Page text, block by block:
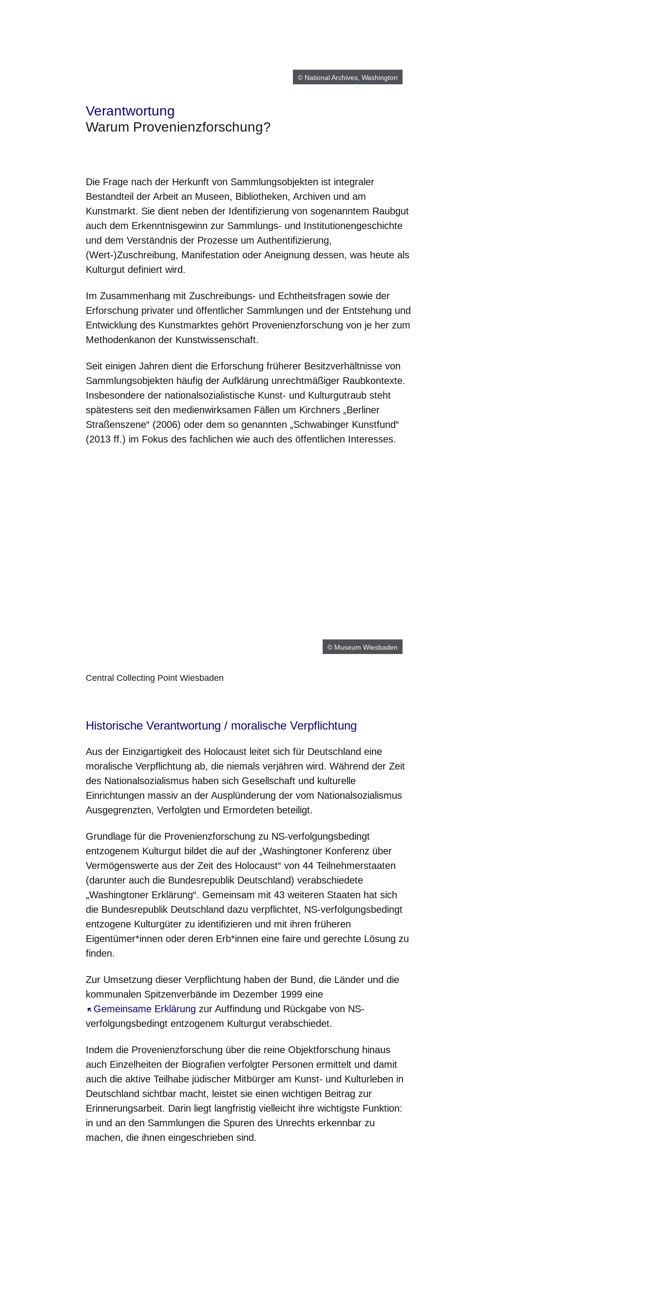
© National Archives, Washington
Verantwortung
Warum Provenienzforschung?
Die Frage nach der Herkunft von Sammlungsobjekten ist integraler
Bestandteil der Arbeit an Museen, Bibliotheken, Archiven und am
Kunstmarkt. Sie dient neben der Identifizierung von sogenanntem Raubgut
auch dem Erkenntnisgewinn zur Sammlungs- und Institutionengeschichte
und dem Verständnis der Prozesse um Authentifizierung,
(Wert-)Zuschreibung, Manifestation oder Aneignung dessen, was heute als
Kulturgut definiert wird.
Im Zusammenhang mit Zuschreibungs- und Echtheitsfragen sowie der
Erforschung privater und öffentlicher Sammlungen und der Entstehung und
Entwicklung des Kunstmarktes gehört Provenienzforschung von je her zum
Methodenkanon der Kunstwissenschaft.
Seit einigen Jahren dient die Erforschung früherer Besitzverhältnisse von
Sammlungsobjekten häufig der Aufklärung unrechtmäßiger Raubkontexte.
Insbesondere der nationalsozialistische Kunst- und Kulturgutraub steht
spätestens seit den medienwirksamen Fällen um Kirchners „Berliner
Straßenszene“ (2006) oder dem so genannten „Schwabinger Kunstfund“
(2013 ff.) im Fokus des fachlichen wie auch des öffentlichen Interesses.
© Museum Wiesbaden
Central Collecting Point Wiesbaden
Historische Verantwortung / moralische Verpflichtung
Aus der Einzigartigkeit des Holocaust leitet sich für Deutschland eine
moralische Verpflichtung ab, die niemals verjähren wird. Während der Zeit
des Nationalsozialismus haben sich Gesellschaft und kulturelle
Einrichtungen massiv an der Ausplünderung der vom Nationalsozialismus
Ausgegrenzten, Verfolgten und Ermordeten beteiligt.
Grundlage für die Provenienzforschung zu NS-verfolgungsbedingt
entzogenem Kulturgut bildet die auf der „Washingtoner Konferenz über
Vermögenswerte aus der Zeit des Holocaust“ von 44 Teilnehmerstaaten
(darunter auch die Bundesrepublik Deutschland) verabschiedete
„Washingtoner Erklärung“. Gemeinsam mit 43 weiteren Staaten hat sich
die Bundesrepublik Deutschland dazu verpflichtet, NS-verfolgungsbedingt
entzogene Kulturgüter zu identifizieren und mit ihren früheren
Eigentümer*innen oder deren Erb*innen eine faire und gerechte Lösung zu
finden.
Zur Umsetzung dieser Verpflichtung haben der Bund, die Länder und die
kommunalen Spitzenverbände im Dezember 1999 eine
Gemeinsame Erklärung
Öffnet sich in einem neuen Fensterzur Auffindung und Rückgabe von NS-
verfolgungsbedingt entzogenem Kulturgut verabschiedet.
Indem die Provenienzforschung über die reine Objektforschung hinaus
auch Einzelheiten der Biografien verfolgter Personen ermittelt und damit
auch die aktive Teilhabe jüdischer Mitbürger am Kunst- und Kulturleben in
Deutschland sichtbar macht, leistet sie einen wichtigen Beitrag zur
Erinnerungsarbeit. Darin liegt langfristig vielleicht ihre wichtigste Funktion:
in und an den Sammlungen die Spuren des Unrechts erkennbar zu
machen, die ihnen eingeschrieben sind.